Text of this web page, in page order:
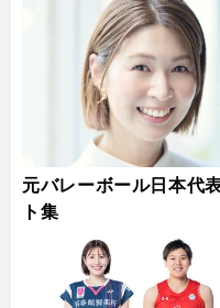
元バレーボール日本代
ト集